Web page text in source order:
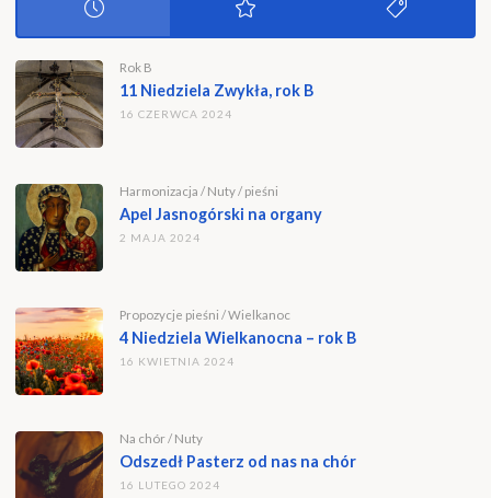
Rok B
11 Niedziela Zwykła, rok B
16 CZERWCA 2024
Harmonizacja / Nuty/ pieśni
Apel Jasnogórski na organy
2 MAJA 2024
Propozycje pieśni /Wielkanoc
4 Niedziela Wielkanocna – rok B
16 KWIETNIA 2024
Na chór/ Nuty
Odszedł Pasterz od nas na chór
16 LUTEGO 2024